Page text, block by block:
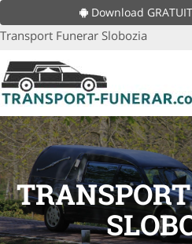
Download
Transport Funerar Slobozia